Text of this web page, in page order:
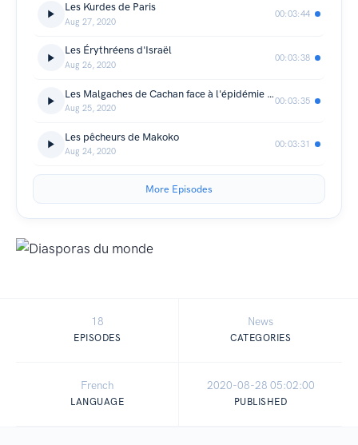
Les Kurdes de Paris
Aug 27, 2020
00:03:44
Les Érythréens d'Israël
Aug 26, 2020
00:03:38
Les Malgaches de Cachan face à l'épidémie de Covid-19
Aug 25, 2020
00:03:35
Les pêcheurs de Makoko
Aug 24, 2020
00:03:31
More Episodes
18
EPISODES
News
CATEGORIES
French
LANGUAGE
2020-08-28 05:02:00
PUBLISHED